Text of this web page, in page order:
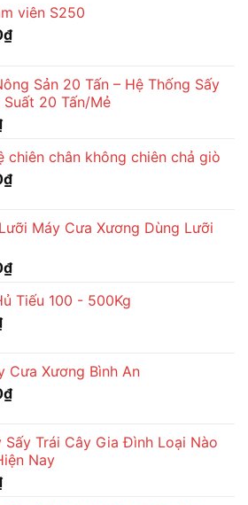
viên S250
₫
Sản 20 Tấn – Hệ Thống Sấy
20 Tấn/Mẻ
chiên chân không chiên chả giò
₫
Máy Cưa Xương Dùng Lưỡi
₫
Tiếu 100 - 500Kg
Cưa Xương Bình An
₫
Sấy Trái Cây Gia Đình Loại Nào
Nay